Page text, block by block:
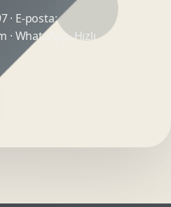
· E-posta:
· WhatsApp:Hızlı